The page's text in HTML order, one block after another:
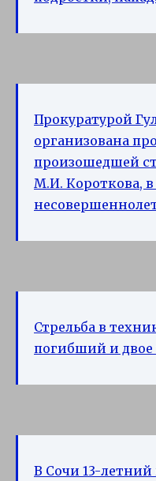
Прокуратурой
организована
произошедшей
М.И. Короткова,
Стрельба в
погибший и
В Сочи 13-летний